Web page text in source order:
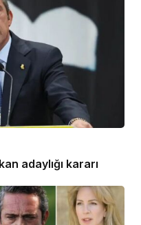
adaylığı kararı